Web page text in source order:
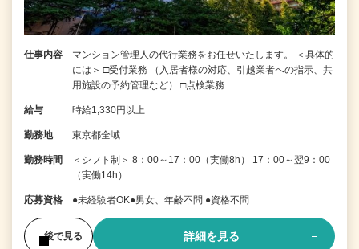
仕事内容
マンション管理人の代行業務をお任せいたします。 ＜具体的
には＞ □受付業務 （入居者様の対応、引越業者への指示、共
用施設の予約管理など） □点検業務…
給与 時給1,330円以上
勤務地 東京都全域
勤務時間
＜シフト制＞ 8：00～17：00（実働8h） 17：00～翌9：00
（実働14h） …
応募資格 ●未経験者OK●男女、年齢不問 ●資格不問
後で見る 詳細を見る